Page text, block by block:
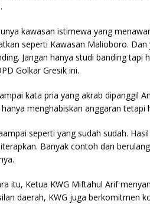
kawasan istimewa yang
seperti Kawasan Malioboro.
Jangan hanya studi banding tapi
Golkar Gresik ini.
kata pria yang akrab dipanggil
menghabiskan anggaran tetapi
seperti yang sudah sudah.
Banyak contoh dan
itu, Ketua KWG Miftahul Arif
daerah, KWG juga berkomitmen